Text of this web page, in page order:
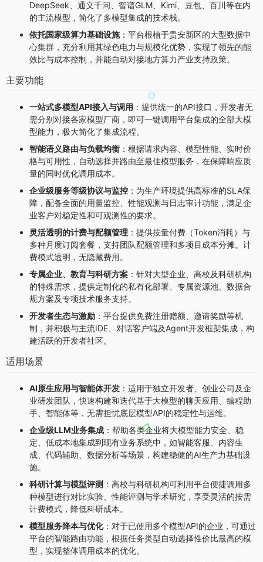
DeepSeek、通义千问、智谱GLM、Kimi、豆包、百川等在内
的主流模型，简化了多模型集成的技术栈。
依托国家级算力基础设施：平台根植于贵安新区的大型数据中
心集群，充分利用其绿色电力与规模化优势，实现了领先的能
效比与成本控制，并能自动对接地方算力产业支持政策。
主要功能
一站式多模型API接入与调用 ：提供统一的API接口，开发者无
需分别对接各家模型厂商，即可一键调用平台集成的全部大模
型能力，极大简化了集成流程。
智能语义路由与负载均衡 ：根据请求内容、模型性能、实时价
格与可用性，自动选择并路由至最佳模型服务，在保障响应质
量的同时优化调用成本。
企业级服务等级协议与监控 ：为生产环境提供高标准的SLA保
障，配备全面的用量监控、性能观测与日志审计功能，满足企
业客户对稳定性和可观测性的要求。
灵活透明的计费与配额管理 ：提供按量付费（Token消耗）与
多种月度订阅套餐，支持团队配额管理和多项目成本分摊。计
费模式透明，无隐藏费用。
专属企业、教育与科研方案 ：针对大型企业、高校及科研机构
的特殊需求，提供定制化的私有化部署、专属资源池、数据合
规方案及专项技术服务支持。
开发者生态与激励 ：平台提供免费注册赠额、邀请奖励等机
制，并积极与主流IDE、对话客户端及Agent开发框架集成，构
建活跃的开发者社区。
适用场景
AI原生应用与智能体开发 ：适用于独立开发者、创业公司及企
业研发团队，快速构建和迭代基于大模型的聊天应用、编程助
手、智能体等，无需担忧底层模型API的稳定性与运维。
企业级LLM业务集成 ：帮助各类企业将大模型能力安全、稳
定、低成本地集成到现有业务系统中，如智能客服、内容生
成、代码辅助、数据分析等场景，构建稳健的AI生产力基础设
施。
科研计算与模型评测 ：高校与科研机构可利用平台便捷调用多
种模型进行对比实验、性能评测与学术研究，享受灵活的按需
计费模式，降低科研成本。
模型服务降本与优化：对于已使用多个模型API的企业，可通过
平台的智能路由功能，根据任务类型自动选择性价比最高的模
型，实现整体调用成本的优化。